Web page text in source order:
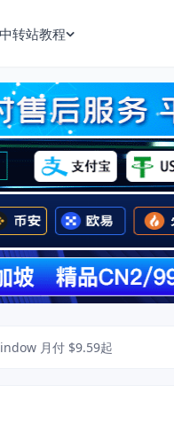
转站教程
月付 $9.59起